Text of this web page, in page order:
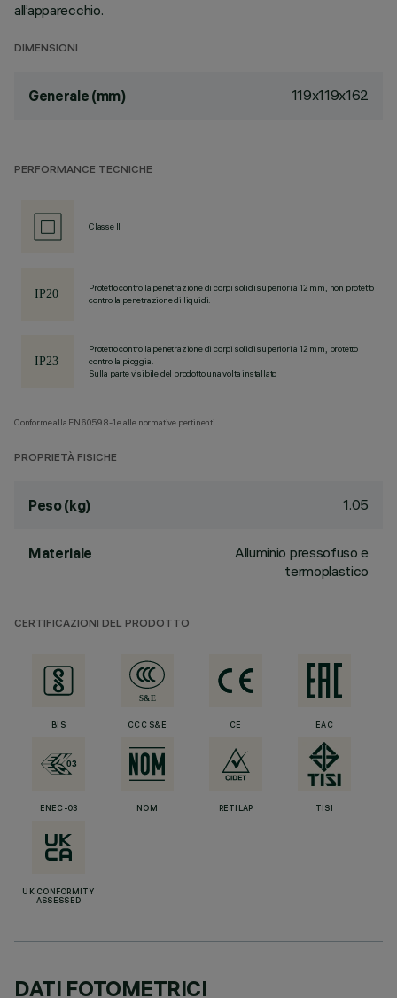
all’apparecchio.
DIMENSIONI
Generale (mm) 119x119x162
PERFORMANCE TECNICHE
Classe II
Protetto contro la penetrazione di corpi solidi superiori a 12 mm, non protetto
contro la penetrazione di liquidi.
Protetto contro la penetrazione di corpi solidi superiori a 12 mm, protetto
contro la pioggia.
Sulla parte visibile del prodotto una volta installato
Conforme alla EN60598-1 e alle normative pertinenti.
PROPRIETÀ FISICHE
Peso (kg) 1.05
Materiale
Alluminio pressofuso e
termoplastico
CERTIFICAZIONI DEL PRODOTTO
BIS CCC S&E CE EAC
ENEC-03 NOM RETILAP TISI
UK CONFORMITY
ASSESSED
DATI FOTOMETRICI